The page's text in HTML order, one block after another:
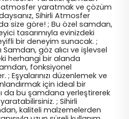
atmosfer yaratmak ve çözüm
Sihirli Atmosfer
size göre! ; Bu özel samdan,
tasarımıyla evinizdeki
bir deneyim sunacak. ;
göz alıcı ve işlevsel
herhangi bir alanda
fonksiyonel
; Eşyalarınızı düzenlemek ve
için ideal bir
da bu şamdana yerleştirerek
; Sihirli
kaliteli malzemelerden